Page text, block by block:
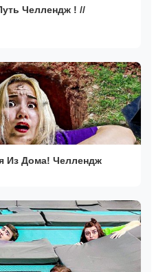
Челлендж ! //
Из Дома! Челлендж